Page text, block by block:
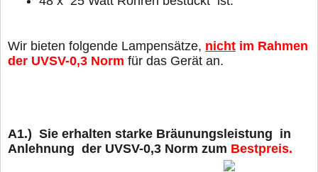
Wir bieten folgende Lampensätze, nicht im Rahmen
der UVSV-0,3 Norm für das Gerät an.
A1.) Sie erhalten starke Bräunungsleistung in
Anlehnung der UVSV-0,3 Norm zum Bestpreis.